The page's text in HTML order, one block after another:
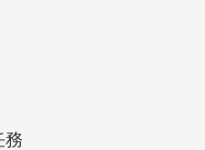
務